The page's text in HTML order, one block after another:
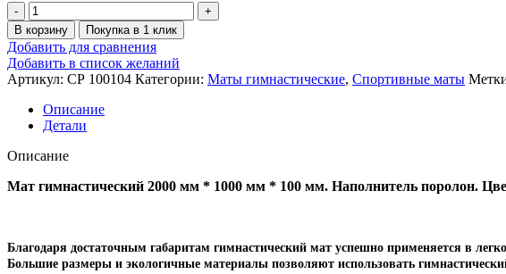
Количество
товара
Мат
гимнастический
2
*
1
*
м
В корзину Покупка в 1 клик
Добавить для сравнения
Добавить в список желаний
Артикул: СР 100104 Категории: Маты гимнастические, Спортивные маты
Описание
Детали
Описание
Мат гимнастический 2000 мм * 1000 мм * 100 мм. Наполнитель поролон.
Благодаря достаточным габаритам гимнастический мат успешно применяется в
Большие размеры и экологичные материалы позволяют использовать